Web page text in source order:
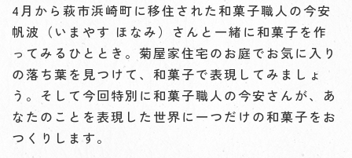
4月から萩市浜崎町に移住された和菓子職人の今安
帆波（いまやす ほなみ）さんと一緒に和菓子を作
ってみるひととき。菊屋家住宅のお庭でお気に入り
の落ち葉を見つけて、和菓子で表現してみましょ
う。そして今回特別に和菓子職人の今安さんが、あ
なたのことを表現した世界に一つだけの和菓子をお
つくりします。